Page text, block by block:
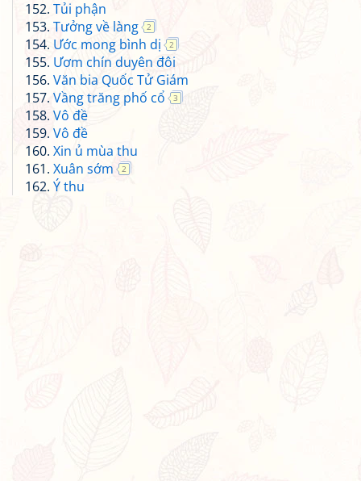
Tủi phận
Tưởng về làng
2
Ước mong bình dị 2
Ươm chín duyên đôi
Văn bia Quốc Tử Giám
Vầng trăng phố cổ
3
Vô đề
Vô đề
Xin ủ mùa thu
Xuân sớm
2
Ý thu